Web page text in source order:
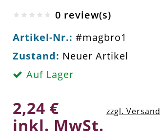
0 review(s)
Artikel-Nr.: #magbro1
Zustand: Neuer Artikel
Auf Lager
2,24 €
inkl. MwSt.
zzgl.